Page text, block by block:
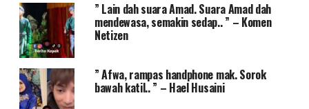
” Lain dah suara Amad. Suara Amad dah
mendewasa, semakin sedap.. ” – Komen
Netizen
” Afwa, rampas handphone mak. Sorok
bawah katil.. ” – Hael Husaini